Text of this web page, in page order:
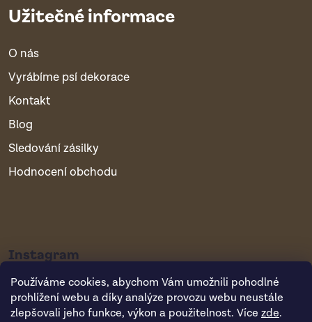
Používáme cookies, abychom Vám umožnili pohodlné
prohlížení webu a díky analýze provozu webu neustále
zlepšovali jeho funkce, výkon a použitelnost. Více zde.
Užitečné informace
O nás
Vyrábíme psí dekorace
Kontakt
Blog
Sledování zásilky
Hodnocení obchodu
Instagram